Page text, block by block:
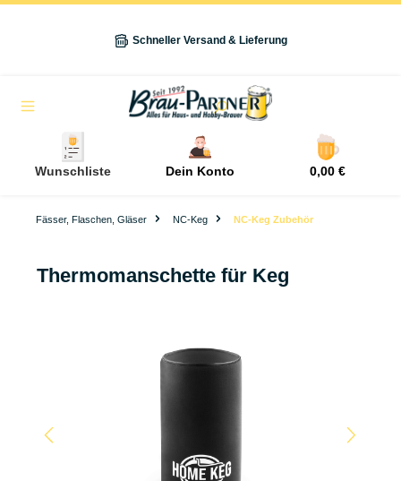
Schneller Versand & Lieferung
Wunschliste Dein Konto 0,00 €
Fässer, Flaschen, Gläser NC-Keg NC-Keg Zubehör
Thermomanschette für Keg